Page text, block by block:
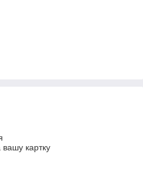
вашу картку